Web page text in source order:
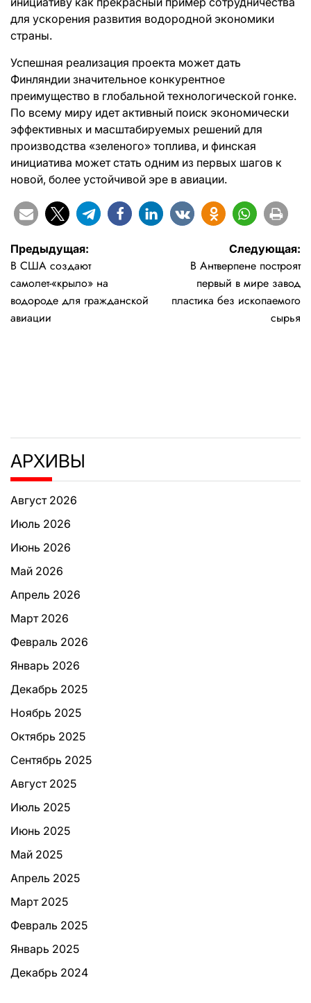
для ускорения развития водородной экономики
страны.
Успешная реализация проекта может дать
Финляндии значительное конкурентное
преимущество в глобальной технологической гонке.
По всему миру идет активный поиск экономически
эффективных и масштабируемых решений для
производства «зеленого» топлива, и финская
инициатива может стать одним из первых шагов к
новой, более устойчивой эре в авиации.
Навигация
по
записям
Предыдущая:
В США создают
самолет-«крыло» на
водороде для гражданской
авиации
Следующая:
В Антверпене построят
первый в мире завод
пластика без ископаемого
сырья
АРХИВЫ
Август 2026
Июль 2026
Июнь 2026
Май 2026
Апрель 2026
Март 2026
Февраль 2026
Январь 2026
Декабрь 2025
Ноябрь 2025
Октябрь 2025
Сентябрь 2025
Август 2025
Июль 2025
Июнь 2025
Май 2025
Апрель 2025
Март 2025
Февраль 2025
Январь 2025
Декабрь 2024